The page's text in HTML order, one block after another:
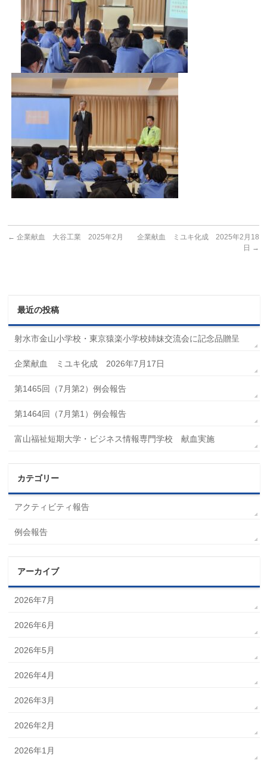
← 企業献血 大谷工業 2025年2月
企業献血 ミユキ化成 2025年2月18
日 →
最近の投稿
射水市金山小学校・東京猿楽小学校姉妹交流会に記念品贈呈
企業献血 ミユキ化成 2026年7月17日
第1465回（7月第2）例会報告
第1464回（7月第1）例会報告
富山福祉短期大学・ビジネス情報専門学校 献血実施
カテゴリー
アクティビティ報告
例会報告
アーカイブ
2026年7月
2026年6月
2026年5月
2026年4月
2026年3月
2026年2月
2026年1月